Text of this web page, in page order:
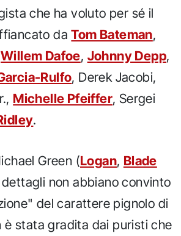
che ha voluto per sé il
daTom Bateman,
Willem Dafoe, Johnny Depp,
Rulfo, Derek Jacobi,
Michelle Pfeiffer, Sergei
.
Green (Logan, Blade
non abbiano convinto
del carattere pignolo di
è stata gradita dai puristi che